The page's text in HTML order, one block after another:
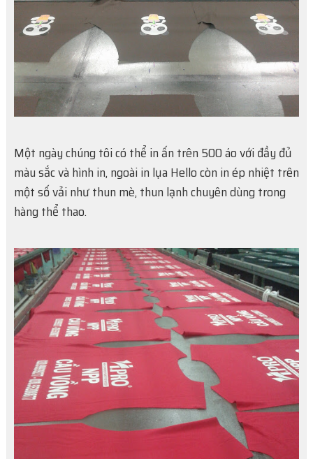
Một ngày chúng tôi có thể in ấn trên 500 áo với đầy đủ
màu sắc và hình in, ngoài in lụa Hello còn in ép nhiệt trên
một số vải như thun mè, thun lạnh chuyên dùng trong
hàng thể thao.